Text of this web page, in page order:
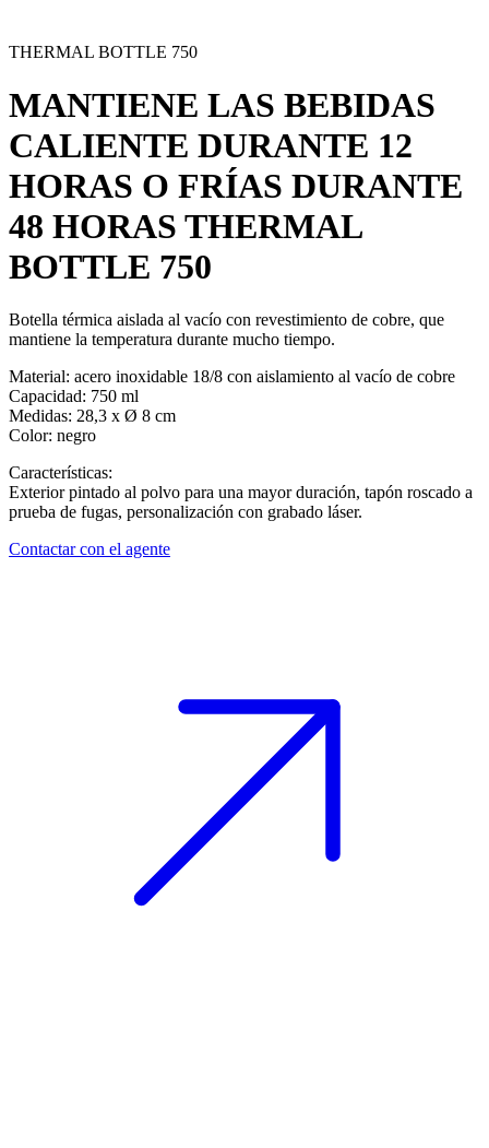
THERMAL BOTTLE 750
MANTIENE LAS BEBIDAS
CALIENTE DURANTE 12
HORAS O FRÍAS DURANTE
48 HORAS THERMAL
BOTTLE 750
Botella térmica aislada al vacío con revestimiento de cobre, que
mantiene la temperatura durante mucho tiempo.
Material: acero inoxidable 18/8 con aislamiento al vacío de cobre
Capacidad: 750 ml
Medidas: 28,3 x Ø 8 cm
Color: negro
Características:
Exterior pintado al polvo para una mayor duración, tapón roscado a
prueba de fugas, personalización con grabado láser.
Contactar con el agente